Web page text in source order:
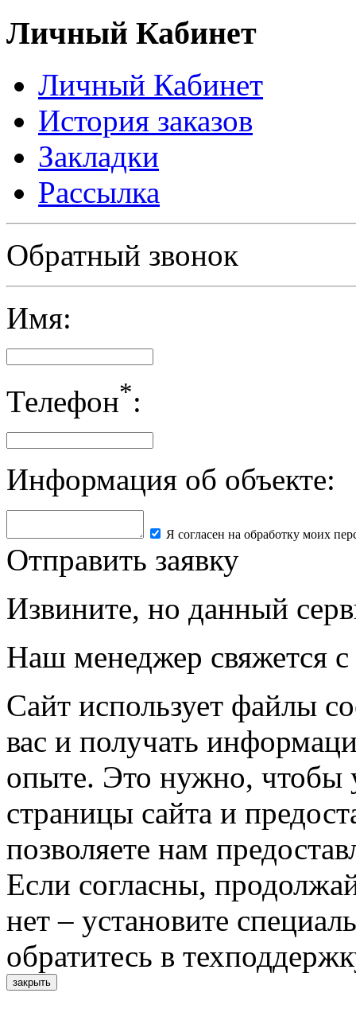
Личный Кабинет
Личный Кабинет
История заказов
Закладки
Рассылка
Обратный звонок
Имя:
Телефон*:
Информация об объекте:
Я согласен на обработку моих
Отправить заявку
Извините, но данный
Наш менеджер свяжется
Сайт использует файлы
вас и получать
опыте. Это нужно, чтобы
страницы сайта и
позволяете нам
Если согласны,
нет – установите
обратитесь в
закрыть